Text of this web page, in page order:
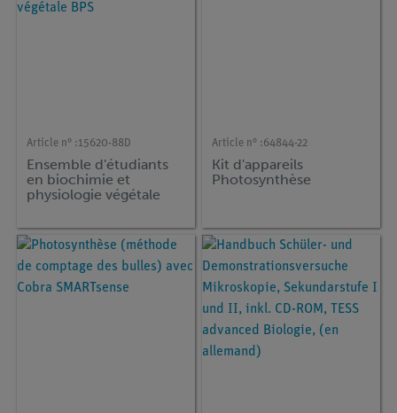
Article n° :15620-88D
Ensemble d'étudiants
en biochimie et
physiologie végétale
Article n° :64844-22
Kit d'appareils
Photosynthèse